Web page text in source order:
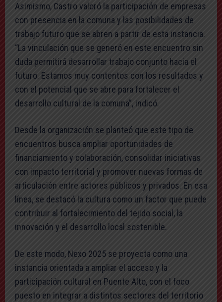
Asimismo, Castro valoró la participación de empresas
con presencia en la comuna y las posibilidades de
trabajo futuro que se abren a partir de esta instancia.
“La vinculación que se generó en este encuentro sin
duda permitirá desarrollar trabajo conjunto hacia el
futuro. Estamos muy contentos con los resultados y
con el potencial que se abre para fortalecer el
desarrollo cultural de la comuna”, indicó.
Desde la organización se planteó que este tipo de
encuentros busca ampliar oportunidades de
financiamiento y colaboración, consolidar iniciativas
con impacto territorial y promover nuevas formas de
articulación entre actores públicos y privados. En esa
línea, se destacó la cultura como un factor que puede
contribuir al fortalecimiento del tejido social, la
innovación y el desarrollo local sostenible.
De este modo, Nexo 2025 se proyecta como una
instancia orientada a ampliar el acceso y la
participación cultural en Puente Alto, con el foco
puesto en integrar a distintos sectores del territorio